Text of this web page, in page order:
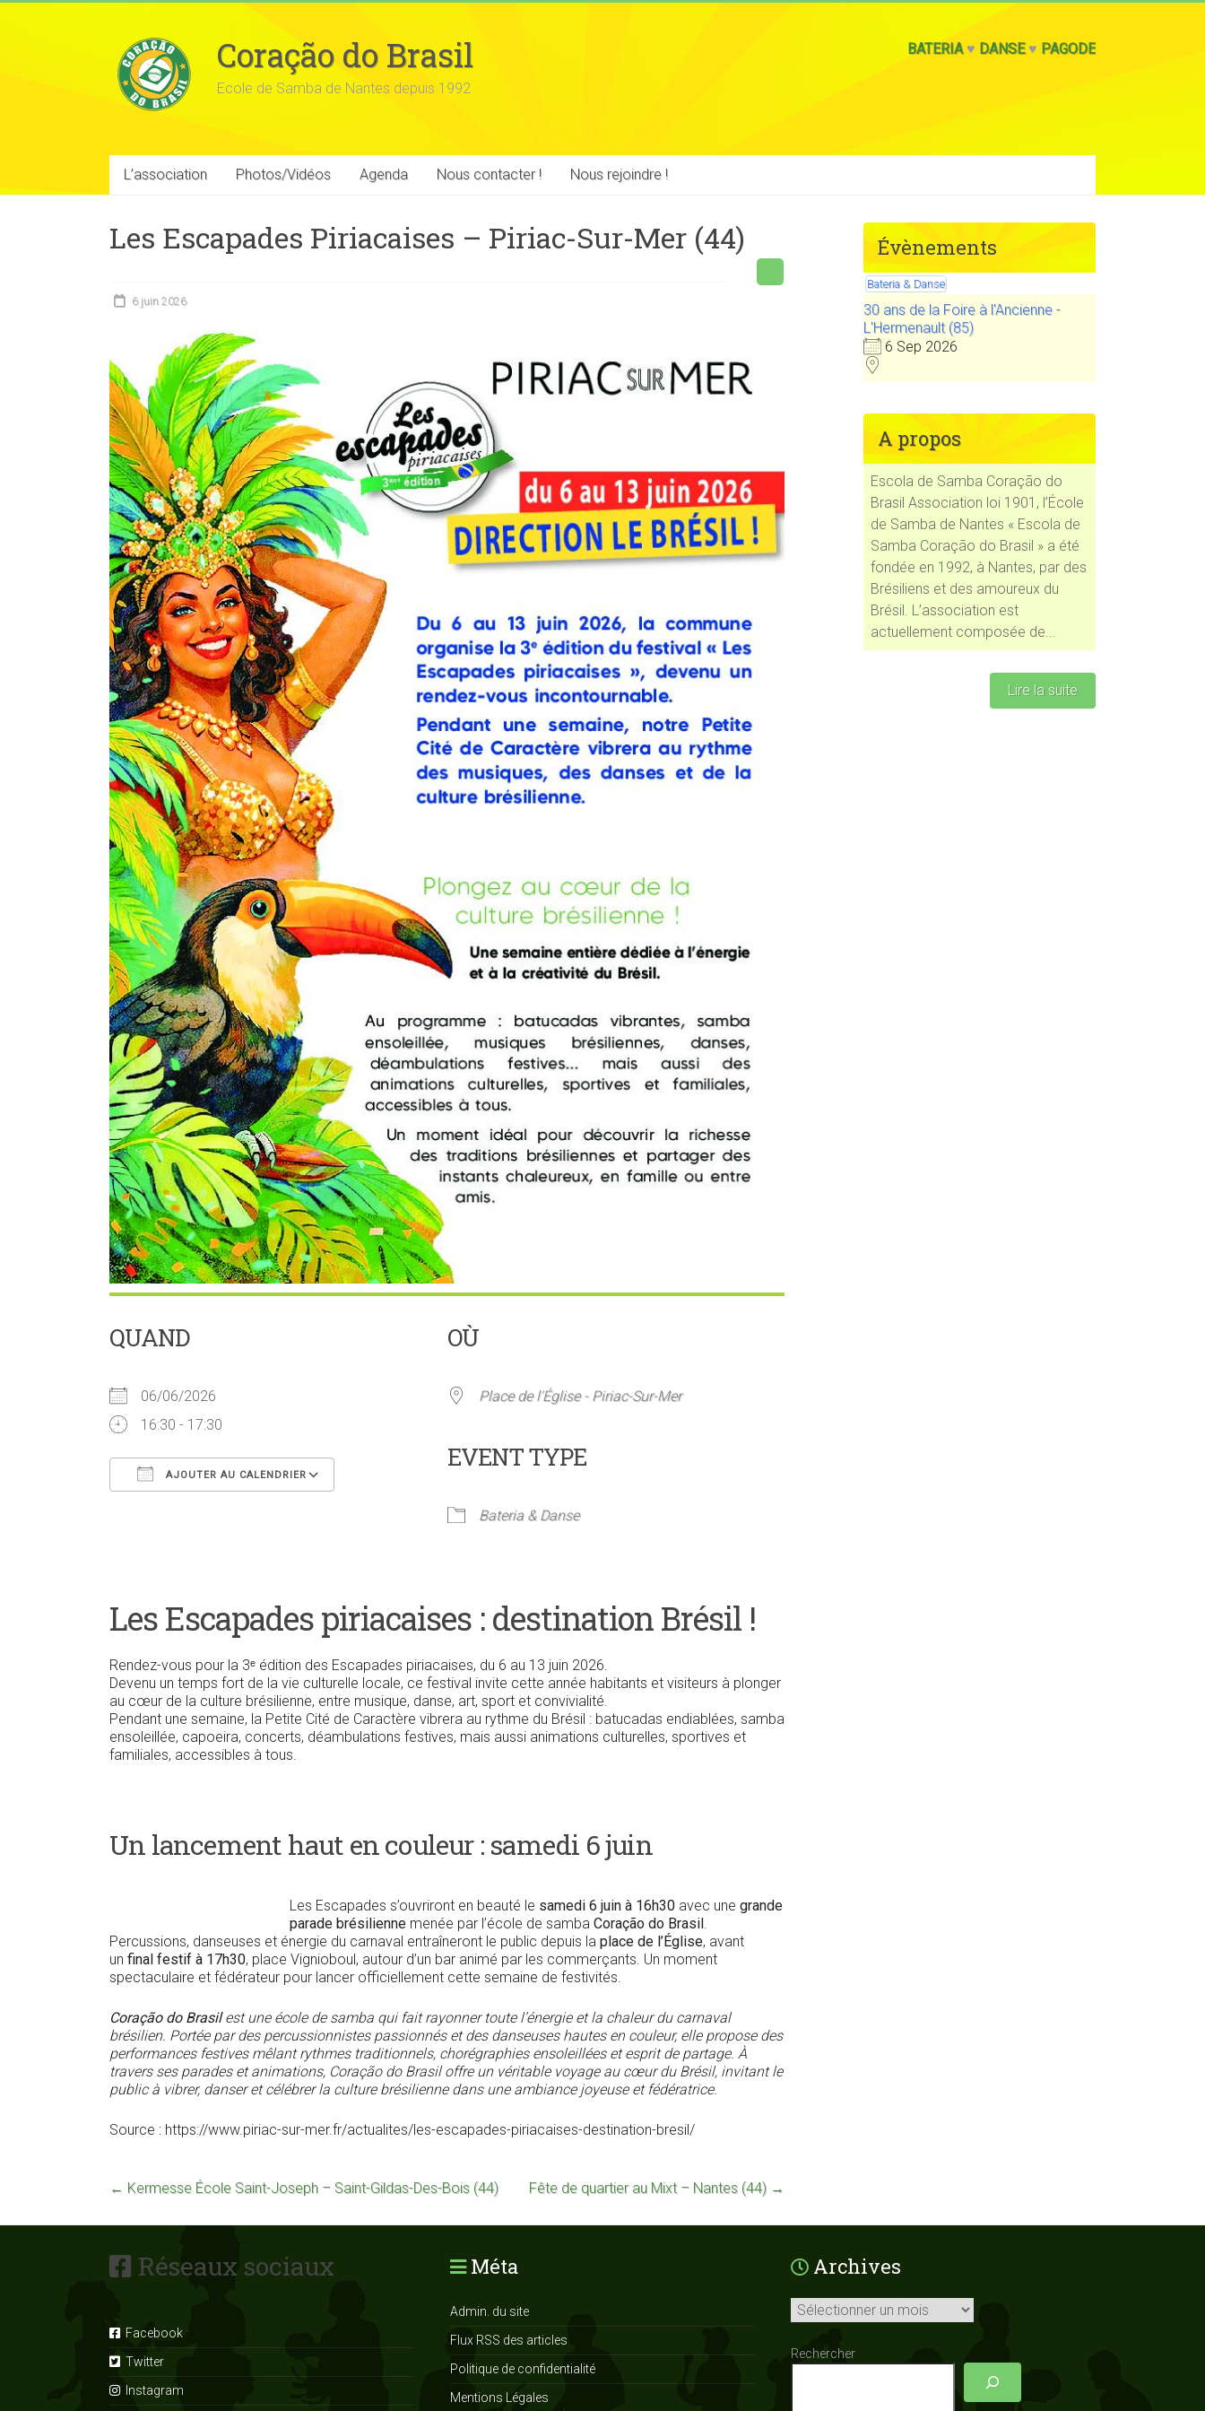
Coração do Brasil
Ecole de Samba de Nantes depuis 1992
BATERIA♥ DANSE♥ PAGODE
L’association Photos/Vidéos Agenda Nous contacter ! Nous rejoindre !
Les Escapades Piriacaises – Piriac-Sur-Mer (44)
6 juin 2026
QUAND
06/06/2026
16:30 - 17:30
AJOUTER AU CALENDRIER
Calendrier Google
OÙ
Place de l'Église - Piriac-Sur-Mer
EVENT TYPE
Bateria & Danse
Les Escapades piriacaises : destination Brésil !
Rendez-vous pour la 3ᵉ édition des Escapades piriacaises, du 6 au 13 juin 2026.
Devenu un temps fort de la vie culturelle locale, ce festival invite cette année habitants et visiteurs à plonger
au cœur de la culture brésilienne, entre musique, danse, art, sport et convivialité.
Pendant une semaine, la Petite Cité de Caractère vibrera au rythme du Brésil : batucadas endiablées, samba
ensoleillée, capoeira, concerts, déambulations festives, mais aussi animations culturelles, sportives et
familiales, accessibles à tous.
Un lancement haut en couleur : samedi 6 juin
Les Escapades s’ouvriront en beauté le samedi 6 juin à 16h30 avec une grande
parade brésilienne menée par l’école de samba Coração do Brasil.
Percussions, danseuses et énergie du carnaval entraîneront le public depuis la place de l’Église, avant
un final festif à 17h30, place Vignioboul, autour d’un bar animé par les commerçants. Un moment
spectaculaire et fédérateur pour lancer officiellement cette semaine de festivités.
Coração do Brasilest une école de samba qui fait rayonner toute l’énergie et la chaleur du carnaval
brésilien. Portée par des percussionnistes passionnés et des danseuses hautes en couleur, elle propose des
performances festives mêlant rythmes traditionnels, chorégraphies ensoleillées et esprit de partage. À
travers ses parades et animations, Coração do Brasil offre un véritable voyage au cœur du Brésil, invitant le
public à vibrer, danser et célébrer la culture brésilienne dans une ambiance joyeuse et fédératrice.
Source : https://www.piriac-sur-mer.fr/actualites/les-escapades-piriacaises-destination-bresil/
← Kermesse École Saint-Joseph – Saint-Gildas-Des-Bois (44) Fête de quartier au Mixt – Nantes (44) →
Évènements
Bateria & Danse
30 ans de la Foire à l'Ancienne -
L'Hermenault (85)
6 Sep 2026
A propos
Escola de Samba Coração do
Brasil Association loi 1901, l’École
de Samba de Nantes « Escola de
Samba Coração do Brasil » a été
fondée en 1992, à Nantes, par des
Brésiliens et des amoureux du
Brésil. L’association est
actuellement composée de...
Lire la suite
Réseaux sociaux
Facebook
Twitter
Instagram
Méta
Admin. du site
Flux RSS des articles
Politique de confidentialité
Mentions Légales
Archives
Archives
Rechercher